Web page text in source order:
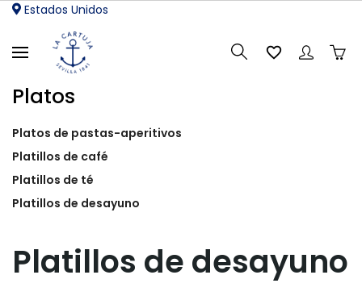
Estados Unidos

Platos
Platos de pastas-aperitivos
Platillos de café
Platillos de té
Platillos de desayuno
Platillos de desayuno